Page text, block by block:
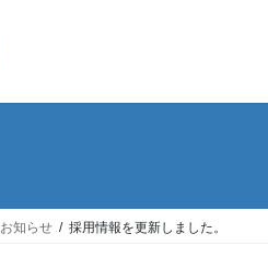
お知らせ 採用情報を更新しました。